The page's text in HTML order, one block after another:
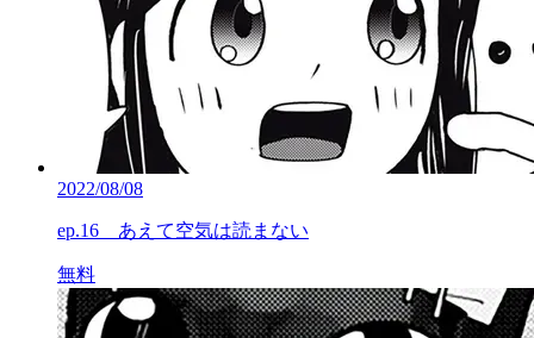
2022/08/08
ep.16 あえて空気は読まない
無料